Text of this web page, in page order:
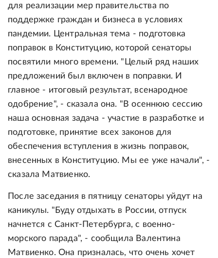
для реализации мер правительства по
поддержке граждан и бизнеса в условиях
пандемии. Центральная тема - подготовка
поправок в Конституцию, которой сенаторы
посвятили много времени. "Целый ряд наших
предложений был включен в поправки. И
главное - итоговый результат, всенародное
одобрение", - сказала она. "В осеннюю сессию
наша основная задача - участие в разработке и
подготовке, принятие всех законов для
обеспечения вступления в жизнь поправок,
внесенных в Конституцию. Мы ее уже начали", -
сказала Матвиенко.
После заседания в пятницу сенаторы уйдут на
каникулы. "Буду отдыхать в России, отпуск
начнется с Санкт-Петербурга, с военно-
морского парада", - сообщила Валентина
Матвиенко. Она призналась, что очень хочет